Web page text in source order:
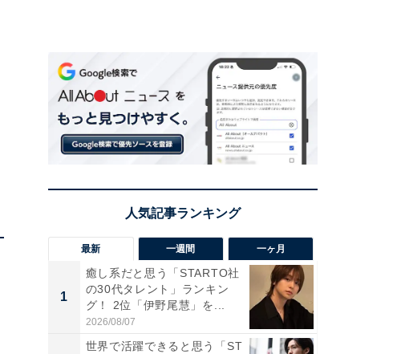
最新 一週間 一ヶ月
1
癒し系だと思う「STARTO社
の30代タレント」ランキン
グ！ 2位「伊野尾慧」を...
2026/08/07
世界で活躍できると思う「ST